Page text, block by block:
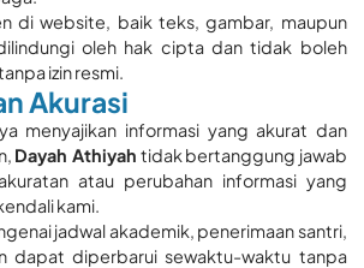
di website, baik teks, gambar, maupun
oleh hak cipta dan tidak boleh
izin resmi.
Akurasi
menyajikan informasi yang akurat dan
Dayah Athiyah tidak bertanggung jawab
atau perubahan informasi yang
kami.
jadwal akademik, penerimaan santri,
dapat diperbarui sewaktu-waktu tanpa